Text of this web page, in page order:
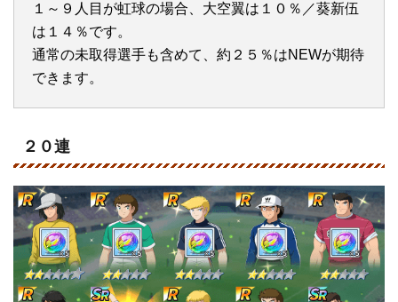
１～９人目が虹球の場合、大空翼は１０％／葵新伍
は１４％です。
通常の未取得選手も含めて、約２５％はNEWが期待
できます。
２０連